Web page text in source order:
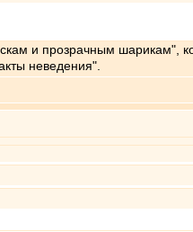
и прозрачным шарикам",
неведения".